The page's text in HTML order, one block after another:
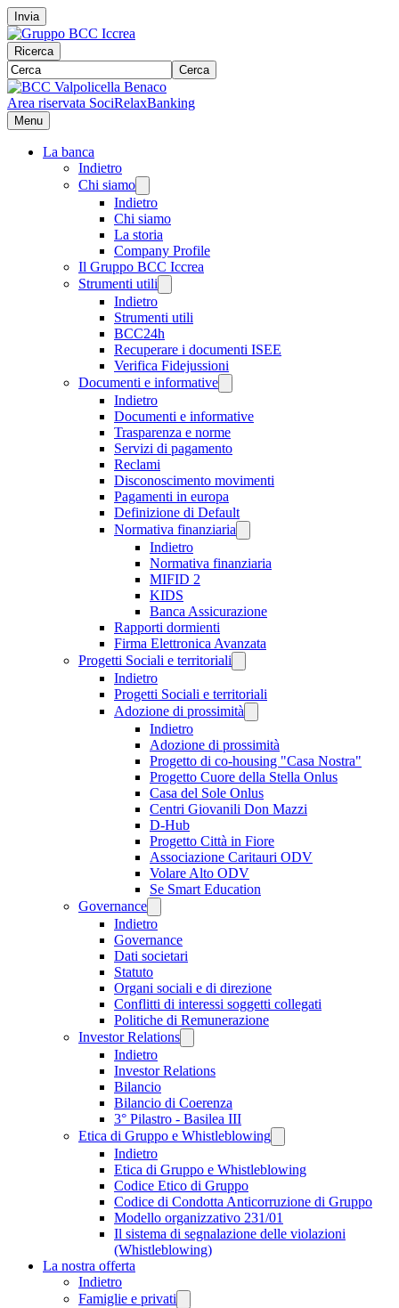
Invia
Ricerca
Cerca
Area riservata SociRelaxBanking
Menu
La banca
Indietro
Chi siamo
Indietro
Chi siamo
La storia
Company Profile
Il Gruppo BCC Iccrea
Strumenti utili
Indietro
Strumenti utili
BCC24h
Recuperare i documenti ISEE
Verifica Fidejussioni
Documenti e informative
Indietro
Documenti e informative
Trasparenza e norme
Servizi di pagamento
Reclami
Disconoscimento movimenti
Pagamenti in europa
Definizione di Default
Normativa finanziaria
Indietro
Normativa finanziaria
MIFID 2
KIDS
Banca Assicurazione
Rapporti dormienti
Firma Elettronica Avanzata
Progetti Sociali e territoriali
Indietro
Progetti Sociali e territoriali
Adozione di prossimità
Indietro
Adozione di prossimità
Progetto di co-housing "Casa Nostra"
Progetto Cuore della Stella Onlus
Casa del Sole Onlus
Centri Giovanili Don Mazzi
D-Hub
Progetto Città in Fiore
Associazione Caritauri ODV
Volare Alto ODV
Se Smart Education
Governance
Indietro
Governance
Dati societari
Statuto
Organi sociali e di direzione
Conflitti di interessi soggetti collegati
Politiche di Remunerazione
Investor Relations
Indietro
Investor Relations
Bilancio
Bilancio di Coerenza
3° Pilastro - Basilea III
Etica di Gruppo e Whistleblowing
Indietro
Etica di Gruppo e Whistleblowing
Codice Etico di Gruppo
Codice di Condotta Anticorruzione di Gruppo
Modello organizzativo 231/01
Il sistema di segnalazione delle violazioni
(Whistleblowing)
La nostra offerta
Indietro
Famiglie e privati